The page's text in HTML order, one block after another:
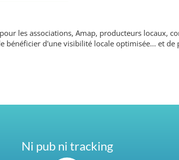
les associations, Amap, producteurs locaux,
d'une visibilité locale optimisée... et
Ni pub ni tracking